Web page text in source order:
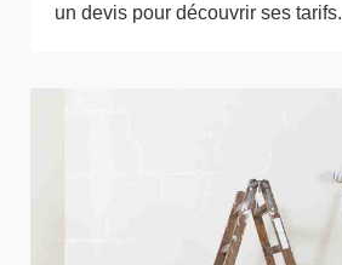
un devis pour découvrir ses tarifs.